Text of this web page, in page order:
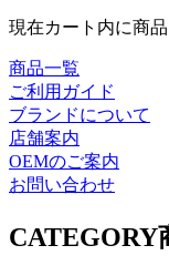
現在カート内に商品
商品一覧
ご利用ガイド
ブランドについて
店舗案内
OEMのご案内
お問い合わせ
CATEGORY